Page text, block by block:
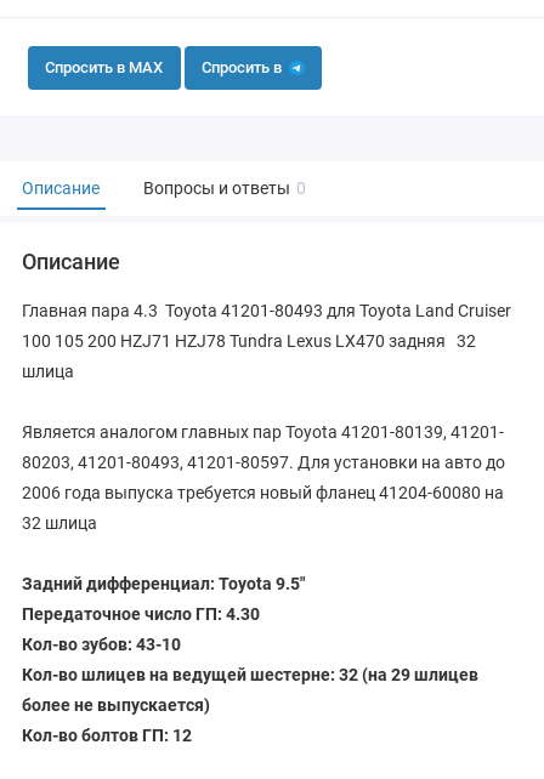
Спросить в MAX Спросить в
Описание Вопросы и ответы 0
Описание
Главная пара 4.3 Toyota 41201-80493 для Toyota Land Cruiser
100 105 200 HZJ71 HZJ78 Tundra Lexus LX470 задняя 32
шлица
Является аналогом главных пар Toyota 41201-80139, 41201-
80203, 41201-80493, 41201-80597. Для установки на авто до
2006 года выпуска требуется новый фланец 41204-60080 на
32 шлица
Задний дифференциал: Toyota 9.5"
Передаточное число ГП: 4.30
Кол-во зубов: 43-10
Кол-во шлицев на ведущей шестерне: 32 (на 29 шлицев
более не выпускается)
Кол-во болтов ГП: 12